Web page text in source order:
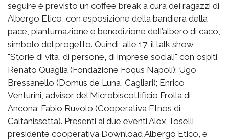
seguire è previsto un coffee break a cura dei ragazzi di
Albergo Etico, con esposizione della bandiera della
pace, piantumazione e benedizione dell’albero di caco,
simbolo del progetto. Quindi, alle 17, il talk show
"Storie di vita, di persone, di imprese sociali" con ospiti
Renato Quaglia (Fondazione Foqus Napoli); Ugo
Bressanello (Domus de Luna, Cagliari); Enrico
Venturini, advisor del Microbiscottificio Frolla di
Ancona; Fabio Ruvolo (Cooperativa Etnos di
Caltanissetta). Presenti ai due eventi Alex Toselli,
presidente cooperativa Download Albergo Etico, e